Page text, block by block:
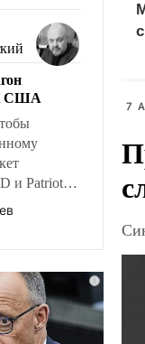
Однако
США
и Patriot
трех
война с
период
например,
7